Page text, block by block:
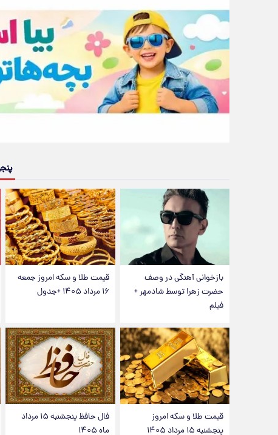
بازخوانی آهنگی در وصف
حضرت زهرا توسط شادمهر +
فیلم
قیمت طلا و سکه امروز جمعه
۱۶ مرداد ۱۴۰۵ +جدول
قیمت طلا و سکه امروز
پنجشنبه ۱۵ مرداد ۱۴۰۵
فال حافظ پنجشنبه ۱۵ مرداد
ماه ۱۴۰۵